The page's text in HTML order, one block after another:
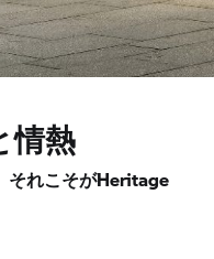
情熱
それこそがHeritage